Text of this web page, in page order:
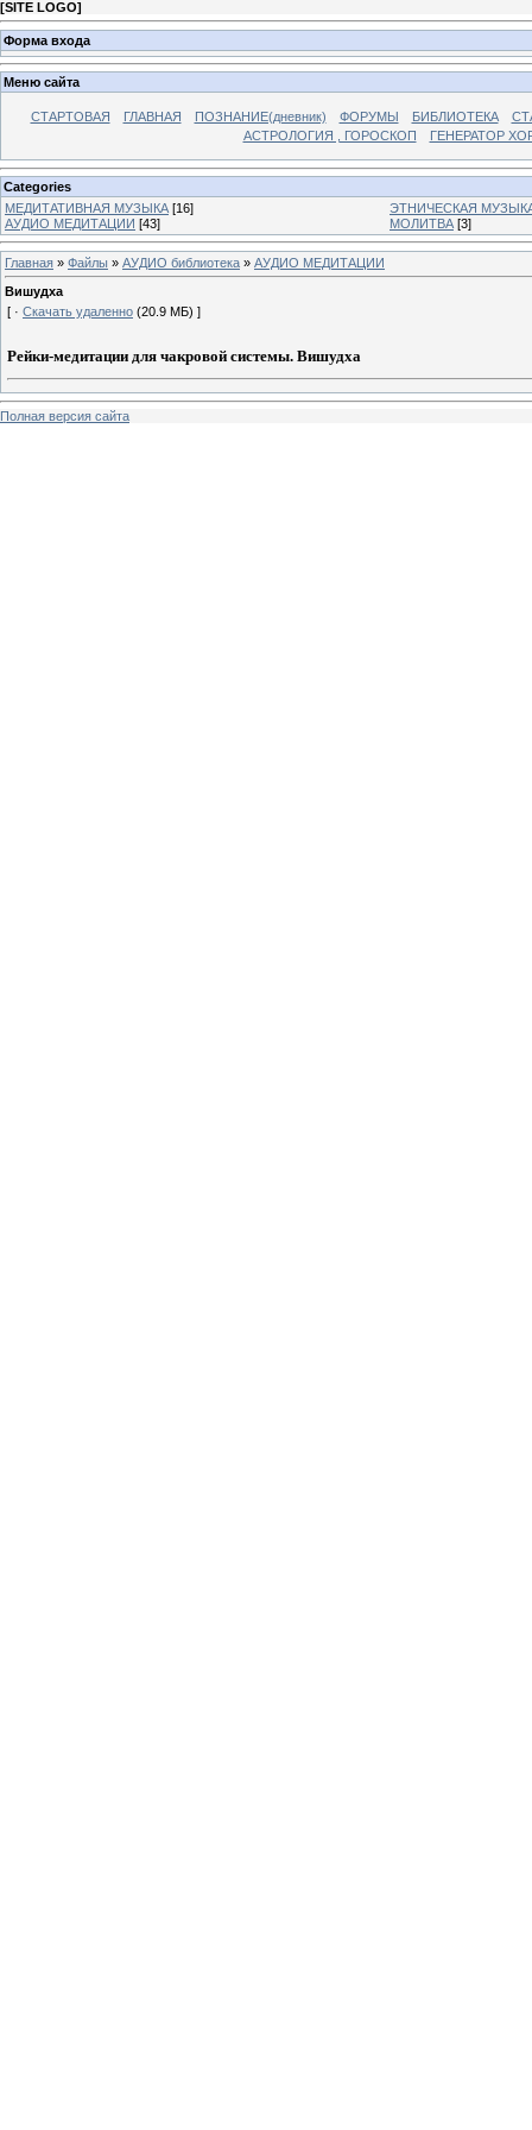
[SITE LOGO]
Форма входа
Меню сайта
СТАРТОВАЯ ГЛАВНАЯ ПОЗНАНИЕ(дневник) ФОРУМЫ БИБЛИОТЕКА
АСТРОЛОГИЯ , ГОРОСКОП
ГЕНЕРАТОР
Categories
МЕДИТАТИВНАЯ МУЗЫКА [16]
ЭТНИЧЕСКАЯ
АУДИО МЕДИТАЦИИ [43] МОЛИТВА [3]
Главная » Файлы » АУДИО библиотека » АУДИО МЕДИТАЦИИ
Вишудха
[ · Скачать удаленно (20.9 МБ) ]
Рейки-медитации для чакровой системы. Вишудха
Полная версия сайта